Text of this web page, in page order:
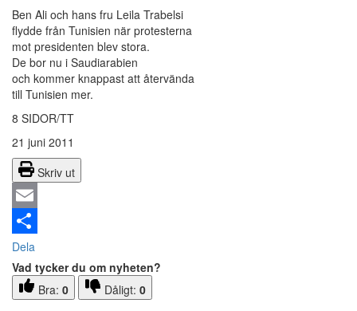
Ben Ali och hans fru Leila Trabelsi
flydde från Tunisien när protesterna
mot presidenten blev stora.
De bor nu i Saudiarabien
och kommer knappast att återvända
till Tunisien mer.
8 SIDOR/TT
21 juni 2011
Skriv ut
Email
Dela
Vad tycker du om nyheten?
Bra: 0 Dåligt: 0